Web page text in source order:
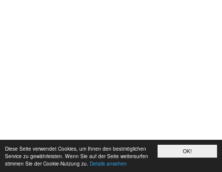
OK!
Diese Seite verwendet Cookies, um Ihnen den bestmöglichen
Service zu gewährleisten. Wenn Sie auf der Seite weitersurfen
stimmen Sie der Cookie-Nutzung zu. Details ansehen